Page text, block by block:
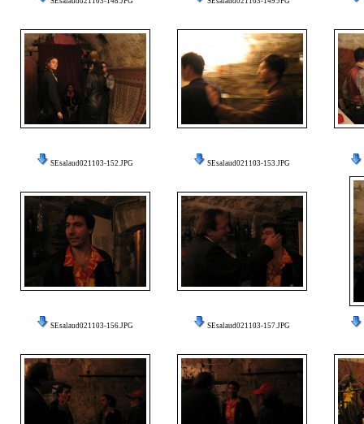
SEsalaud021103-152.JPG SEsalaud021103-153.JPG
SEsalaud021103-156.JPG SEsalaud021103-157.JPG